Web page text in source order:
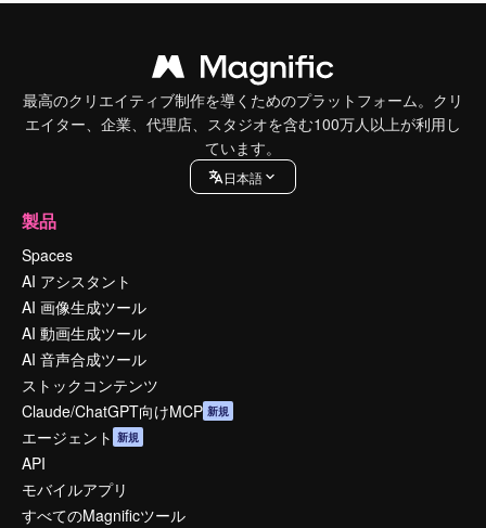
最高のクリエイティブ制作を導くためのプラットフォーム。クリ
エイター、企業、代理店、スタジオを含む100万人以上が利用し
ています。
日本語
製品
Spaces
AI アシスタント
AI 画像生成ツール
AI 動画生成ツール
AI 音声合成ツール
ストックコンテンツ
Claude/ChatGPT向けMCP 新規
エージェント 新規
API
モバイルアプリ
すべてのMagnificツール